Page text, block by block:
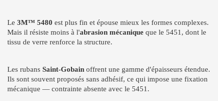
Le 3M™ 5480 est plus fin et épouse mieux les formes complexes.
Mais il résiste moins à l'abrasion mécanique que le 5451, dont le
tissu de verre renforce la structure.
Les rubans Saint-Gobain offrent une gamme d'épaisseurs étendue.
Ils sont souvent proposés sans adhésif, ce qui impose une fixation
mécanique — contrainte absente avec le 5451.